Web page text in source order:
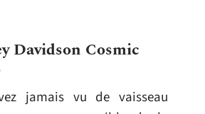
Davidson Cosmic
jamais vu de vaisseau